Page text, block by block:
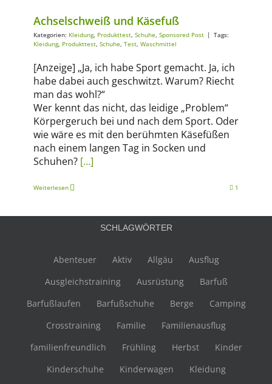
Achselschweiß und Käsefuß
Kategorien: Kleidung, Produkttest, Schuhe, Sponsored Post | Tags:
Kleidung, Produkttest, Schuhe, Test, Waschmittel
[Anzeige] „Ja, ich habe Sport gemacht. Ja, ich
habe dabei auch geschwitzt. Warum? Riecht
man das wohl?“
Wer kennt das nicht, das leidige „Problem“
Körpergeruch bei und nach dem Sport. Oder
wie wäre es mit den berühmten Käsefüßen
nach einem langen Tag in Socken und
Schuhen? […]
Weiterlesen 1
SCHLAGWÖRTER
Abenteuer Aktiv Allgäu
Ausflug
Ausgleichstraining
Ausrüstung
Barfuß
Barfußlaufen
Barfußschuhe Berge
Camping
Crosstraining
Familie
Familienausflug
familienfreundlich
Frühling Herbst
Kinder
Kinderschuhe
Kinderwagen
Kleidung